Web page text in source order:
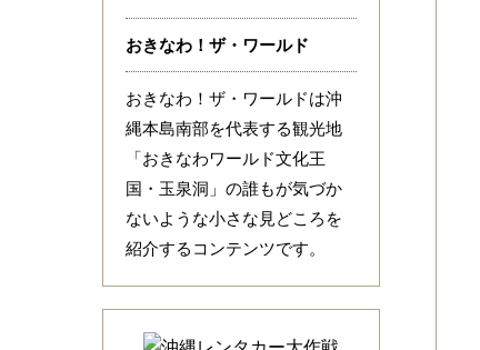
おきなわ！ザ・ワールド
おきなわ！ザ・ワールドは沖
縄本島南部を代表する観光地
「おきなわワールド文化王
国・玉泉洞」の誰もが気づか
ないような小さな見どころを
紹介するコンテンツです。